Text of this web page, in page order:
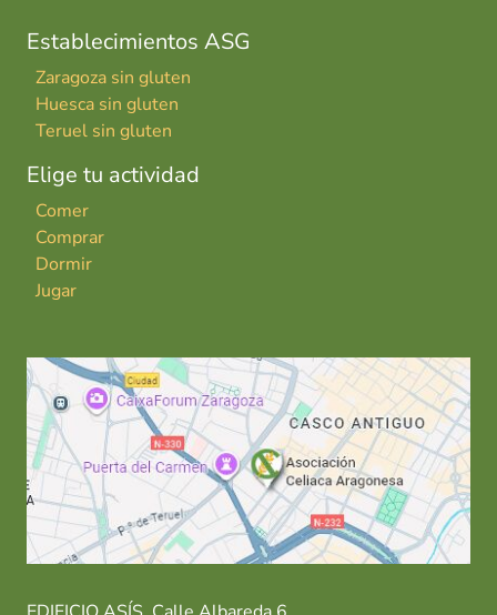
Establecimientos ASG
Zaragoza sin gluten
Huesca sin gluten
Teruel sin gluten
Elige tu actividad
Comer
Comprar
Dormir
Jugar